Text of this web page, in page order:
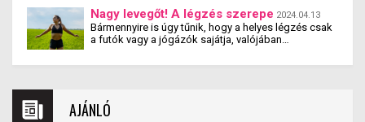
is bizonyítja, hogy a tüdőnk az egyik legfontosabb
szervünk, kulcsszerepe van az egészségünk és
jobb életminőségünk szempontjából, ám a sportban
oxigénnel látja el, így a hatékony regenerációnk is
Nagy levegőt! A légzés szerepe 2024.04.13
Bármennyire is úgy tűnik, hogy a helyes légzés csak
a futók vagy a jógázók sajátja, valójában
különösen akkor, ha rendszeresen mozog, sportol.
rendellenes terhelésnek lesz kitéve, sőt, akár fizikai
tünetek is jelentkezhetnek. Ezért fontos a légzés
AJÁNLÓ